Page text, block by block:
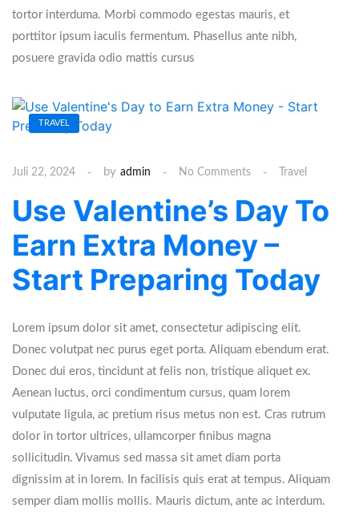
tortor interduma. Morbi commodo egestas mauris, et
porttitor ipsum iaculis fermentum. Phasellus ante nibh,
posuere gravida odio mattis cursus
TRAVEL
Juli 22, 2024 by admin No Comments Travel
Use Valentine’s Day To
Earn Extra Money –
Start Preparing Today
Lorem ipsum dolor sit amet, consectetur adipiscing elit.
Donec volutpat nec purus eget porta. Aliquam ebendum erat.
Donec dui eros, tincidunt at felis non, tristique aliquet ex.
Aenean luctus, orci condimentum cursus, quam lorem
vulputate ligula, ac pretium risus metus non est. Cras rutrum
dolor in tortor ultrices, ullamcorper finibus magna
sollicitudin. Vivamus sed massa sit amet diam porta
dignissim at in lorem. In facilisis quis erat at tempus. Aliquam
semper diam mollis mollis. Mauris dictum, ante ac interdum.